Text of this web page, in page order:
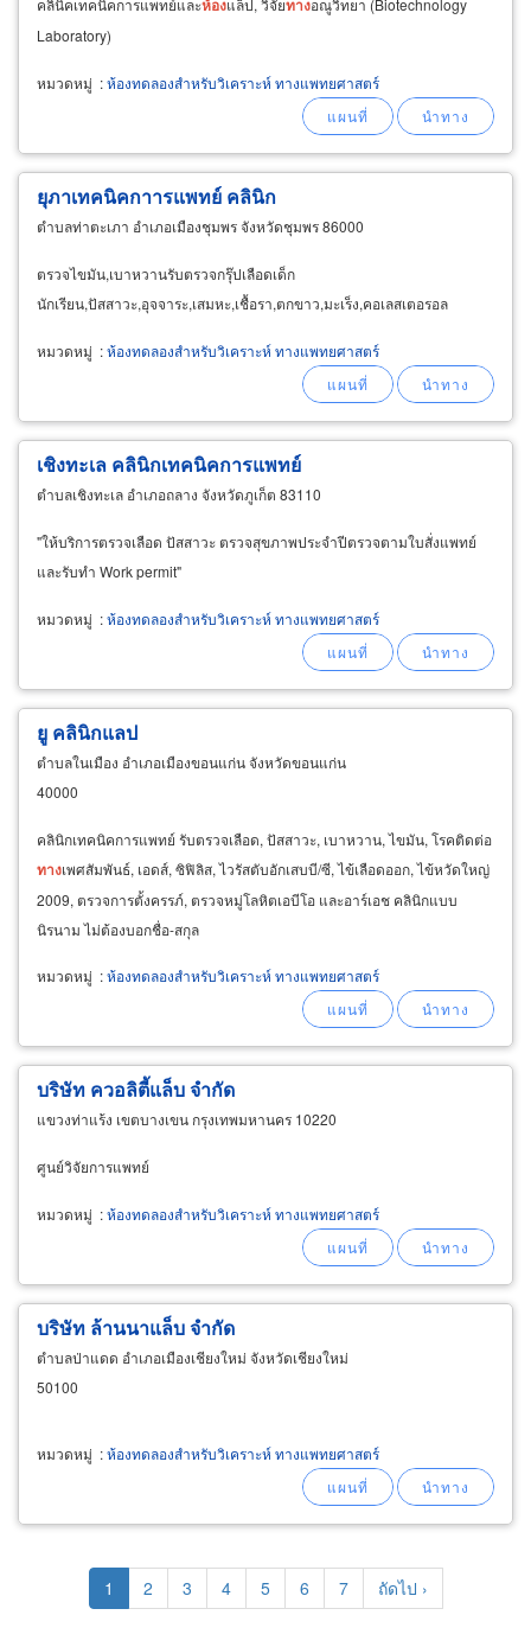
Laboratory)
หมวดหมู่ :ห้องทดลองสำหรับวิเคราะห์ ทางแพทยศาสตร์
ยุภาเทคนิคกาารแพทย์ คลินิก
ตำบลท่าตะเภา อำเภอเมืองชุมพร จังหวัดชุมพร 86000
ตรวจไขมัน,เบาหวานรับตรวจกรุ๊ปเลือดเด็ก
นักเรียน,ปัสสาวะ,อุจจาระ,เสมหะ,เชื้อรา,ตกขาว,มะเร็ง,คอเลสเตอรอล
หมวดหมู่ :ห้องทดลองสำหรับวิเคราะห์ ทางแพทยศาสตร์
เชิงทะเล คลินิกเทคนิคการแพทย์
ตำบลเชิงทะเล อำเภอถลาง จังหวัดภูเก็ต 83110
"ให้บริการตรวจเลือด ปัสสาวะ ตรวจสุขภาพประจำปีตรวจตามใบสั่งแพทย์
และรับทำ Work permit"
หมวดหมู่ :ห้องทดลองสำหรับวิเคราะห์ ทางแพทยศาสตร์
ยู คลินิกแลป
ตำบลในเมือง อำเภอเมืองขอนแก่น จังหวัดขอนแก่น
40000
คลินิกเทคนิคการแพทย์ รับตรวจเลือด, ปัสสาวะ, เบาหวาน, ไขมัน, โรคติดต่อ
ทางเพศสัมพันธ์, เอดส์, ซิฟิลิส, ไวรัสตับอักเสบบี/ซี, ไข้เลือดออก, ไข้หวัดใหญ่
2009, ตรวจการตั้งครรภ์, ตรวจหมู่โลหิตเอบีโอ และอาร์เอช คลินิกแบบ
นิรนาม ไม่ต้องบอกชื่อ-สกุล
หมวดหมู่ :ห้องทดลองสำหรับวิเคราะห์ ทางแพทยศาสตร์
บริษัท ควอลิตี้แล็บ จำกัด
แขวงท่าแร้ง เขตบางเขน กรุงเทพมหานคร 10220
ศูนย์วิจัยการแพทย์
หมวดหมู่ :ห้องทดลองสำหรับวิเคราะห์ ทางแพทยศาสตร์
บริษัท ล้านนาแล็บ จำกัด
ตำบลป่าแดด อำเภอเมืองเชียงใหม่ จังหวัดเชียงใหม่
50100
หมวดหมู่ :ห้องทดลองสำหรับวิเคราะห์ ทางแพทยศาสตร์
Pagination
Current
page
1 Page
2 Page
3 Page
4 Page
5 Page
6 Page
7
Next
page
ถัดไป ›